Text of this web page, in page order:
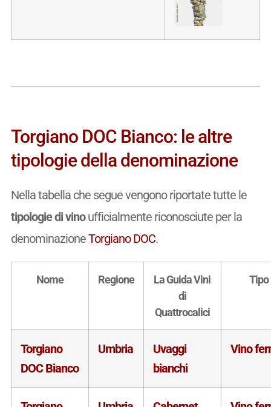
Torgiano DOC Bianco: le altre
tipologie della denominazione
Nella tabella che segue vengono riportate tutte le
tipologie di vinoufficialmente riconosciute per la
denominazioneTorgiano DOC.
Nome Regione
La Guida Vini
di
Quattrocalici
Tipo
Torgiano
DOC Bianco
Umbria
Uvaggi
bianchi
Vino